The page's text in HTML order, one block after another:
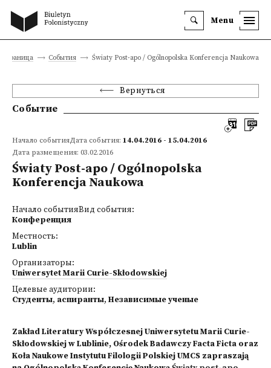
Menu
страница События Światy Post-apo / Ogólnopolska Konferencja Naukowa
Вернуться
Событие
Начало событияДата события: 14.04.2016 - 15.04.2016
Дата размещения: 03.02.2016
Światy Post-apo / Ogólnopolska
Konferencja Naukowa
Начало событияВид события:
Конференция
Местность:
Lublin
Организаторы:
Uniwersytet Marii Curie-Skłodowskiej
Целевые аудитории:
Студенты, аспиранты, Независимые ученые
Zakład Literatury Współczesnej Uniwersytetu Marii Curie-
Skłodowskiej w Lublinie, Ośrodek Badawczy Facta Ficta oraz
Koła Naukowe Instytutu Filologii Polskiej UMCS zapraszają